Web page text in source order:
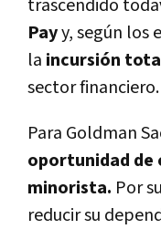
trascendido
Payy, según los
la incursión
sector financiero.
Para Goldman
oportunidad de
minorista. Por
reducir su